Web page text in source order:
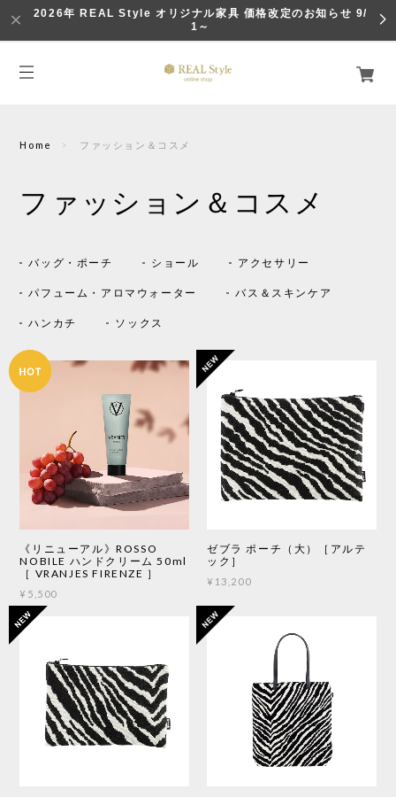
2026年 REAL Style オリジナル家具 価格改定のお知らせ 9/
1～
Home ファッション＆コスメ
ファッション＆コスメ
バッグ・ポーチ ショール アクセサリー
パフューム・アロマウォーター バス＆スキンケア
ハンカチ ソックス
《リニューアル》ROSSO
NOBILE ハンドクリーム 50ml
［ VRANJES FIRENZE ］
¥5,500
ゼブラ ポーチ（大）［アルテ
ック］
¥13,200